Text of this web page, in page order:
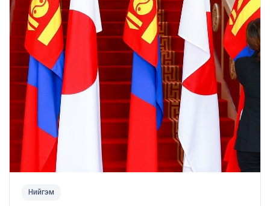
Нийгэм